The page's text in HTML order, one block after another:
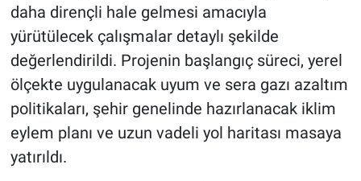
daha dirençli hale gelmesi amacıyla
yürütülecek çalışmalar detaylı şekilde
değerlendirildi. Projenin başlangıç süreci, yerel
ölçekte uygulanacak uyum ve sera gazı azaltım
politikaları, şehir genelinde hazırlanacak iklim
eylem planı ve uzun vadeli yol haritası masaya
yatırıldı.